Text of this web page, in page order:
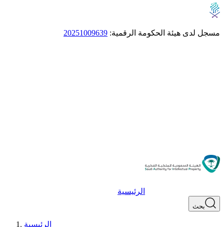
مسجل لدى هيئة الحكومة الرقمية: 20251009639
الرئيسية
بحث
الرئيسية